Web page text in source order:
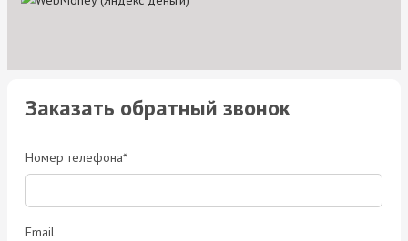
Заказать обратный звонок
Номер телефона*
Email